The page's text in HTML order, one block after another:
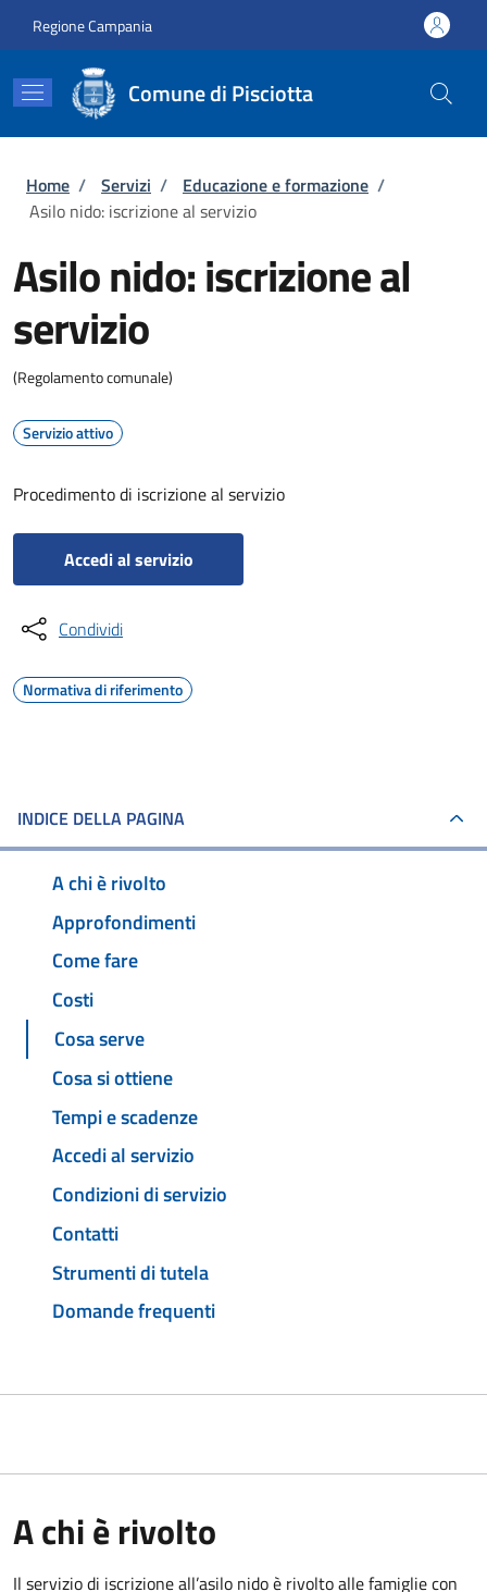
Regione Campania
Comune di Pisciotta
Briciole di pane
Home / Servizi / Educazione e formazione /
Asilo nido: iscrizione al servizio
Asilo nido: iscrizione al
servizio
(Regolamento comunale)
Servizio attivo
Procedimento di iscrizione al servizio
Accedi al servizio
Condividi
Normativa di riferimento
INDICE DELLA PAGINA
A chi è rivolto
Approfondimenti
Come fare
Costi
Cosa serve
Cosa si ottiene
Tempi e scadenze
Accedi al servizio
Condizioni di servizio
Contatti
Strumenti di tutela
Domande frequenti
A chi è rivolto
Il servizio di iscrizione all’asilo nido è rivolto alle famiglie con